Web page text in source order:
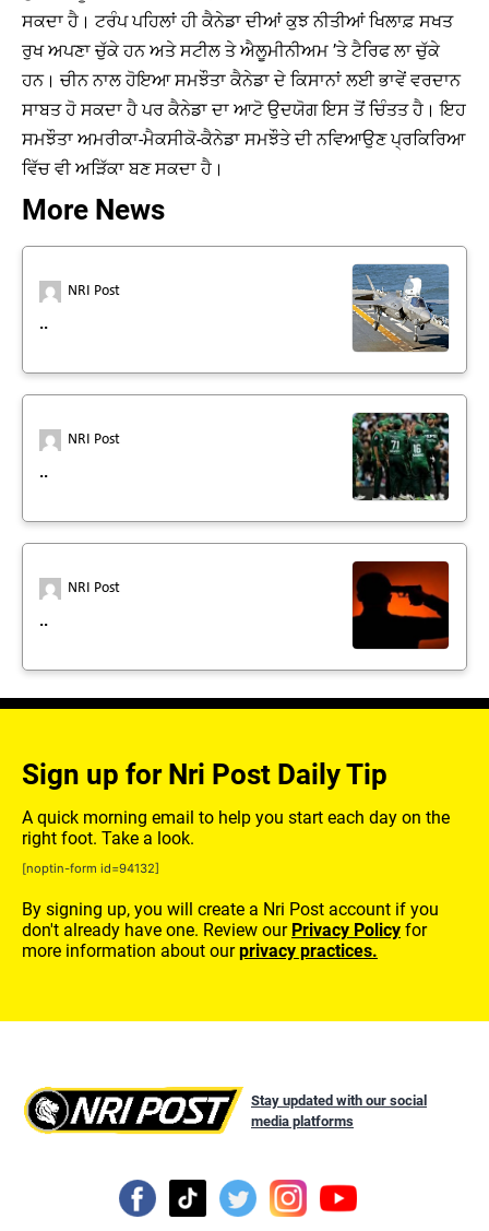
ਸਕਦਾ ਹੈ। ਟਰੰਪ ਪਹਿਲਾਂ ਹੀ ਕੈਨੇਡਾ ਦੀਆਂ ਕੁਝ ਨੀਤੀਆਂ ਖਿਲਾਫ਼ ਸਖਤ
ਰੁਖ ਅਪਣਾ ਚੁੱਕੇ ਹਨ ਅਤੇ ਸਟੀਲ ਤੇ ਐਲੂਮੀਨੀਅਮ ’ਤੇ ਟੈਰਿਫ ਲਾ ਚੁੱਕੇ
ਹਨ। ਚੀਨ ਨਾਲ ਹੋਇਆ ਸਮਝੌਤਾ ਕੈਨੇਡਾ ਦੇ ਕਿਸਾਨਾਂ ਲਈ ਭਾਵੇਂ ਵਰਦਾਨ
ਸਾਬਤ ਹੋ ਸਕਦਾ ਹੈ ਪਰ ਕੈਨੇਡਾ ਦਾ ਆਟੋ ਉਦਯੋਗ ਇਸ ਤੋਂ ਚਿੰਤਤ ਹੈ। ਇਹ
ਸਮਝੌਤਾ ਅਮਰੀਕਾ-ਮੈਕਸੀਕੋ-ਕੈਨੇਡਾ ਸਮਝੌਤੇ ਦੀ ਨਵਿਆਉਣ ਪ੍ਰਕਿਰਿਆ
ਵਿੱਚ ਵੀ ਅੜਿੱਕਾ ਬਣ ਸਕਦਾ ਹੈ।
More News
NRI Post
..
NRI Post
..
NRI Post
..
Sign up for Nri Post Daily Tip
A quick morning email to help you start each day on the
right foot. Take a look.
[noptin-form id=94132]
By signing up, you will create a Nri Post account if you
don't already have one. Review our Privacy Policy for
more information about ourprivacy practices.
Stay updated with our social
media platforms